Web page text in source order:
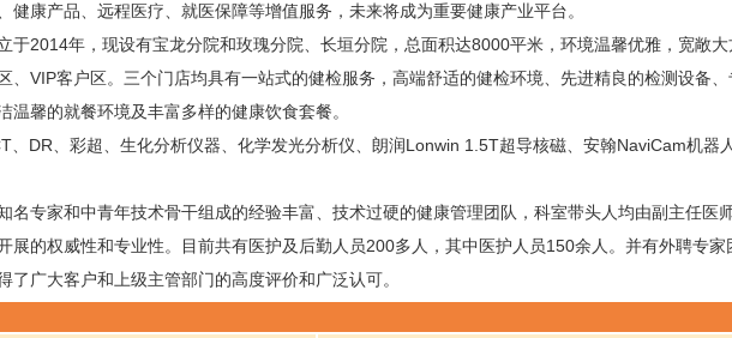
健康产品、远程医疗、就医保障等增值服务，未来将成为重要健康产业平台。
于2014年，现设有宝龙分院和玫瑰分院、长垣分院，总面积达8000平米，环境温馨优雅，宽敞
、VIP客户区。三个门店均具有一站式的健检服务，高端舒适的健检环境、先进精良的检测设备
温馨的就餐环境及丰富多样的健康饮食套餐。
、DR、彩超、生化分析仪器、化学发光分析仪、朗润Lonwin 1.5T超导核磁、安翰NaviCam机器
名专家和中青年技术骨干组成的经验丰富、技术过硬的健康管理团队，科室带头人均由副主任医
展的权威性和专业性。目前共有医护及后勤人员200多人，其中医护人员150余人。并有外聘专
了广大客户和上级主管部门的高度评价和广泛认可。